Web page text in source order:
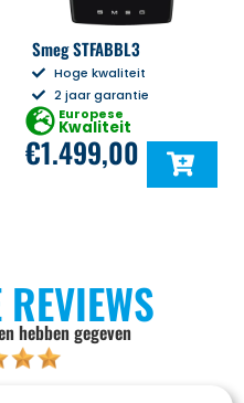
Smeg STFABBL3
Hoge kwaliteit
2 jaar garantie
Europese
Kwaliteit
€1.499,00
hebben gegeven